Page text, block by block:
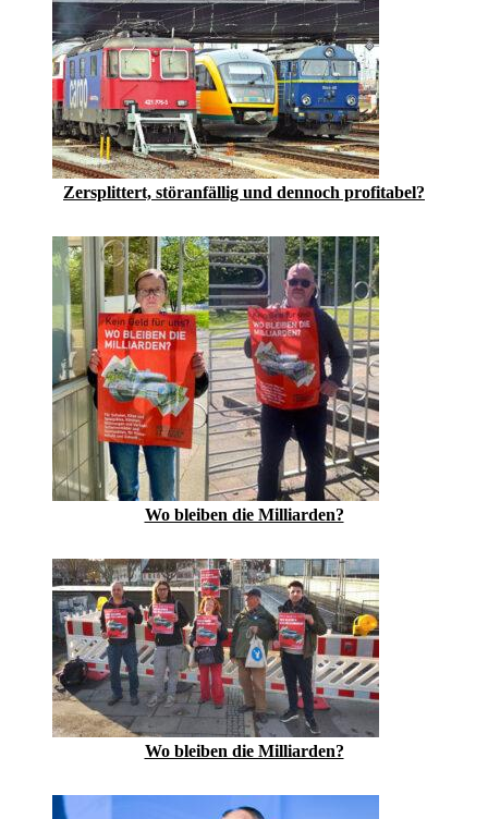
Zersplittert, störanfällig und dennoch profitabel?
Wo bleiben die Milliarden?
Wo bleiben die Milliarden?